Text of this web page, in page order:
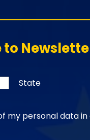
to
State
my personal data